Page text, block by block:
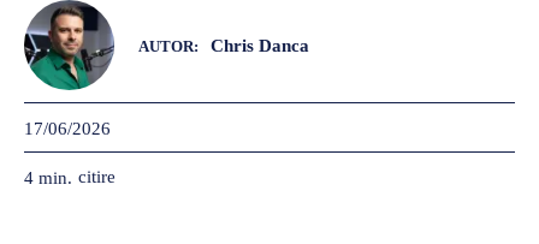
AUTOR: Chris Danca
17/06/2026
4 min. citire